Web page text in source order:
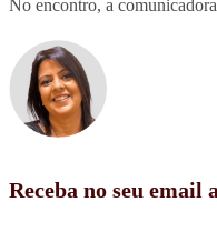
No encontro, a
Receba no seu